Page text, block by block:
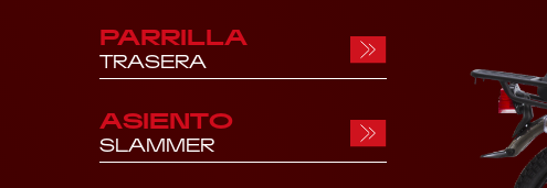
PARRILLA
TRASERA
ASIENTO
SLAMMER